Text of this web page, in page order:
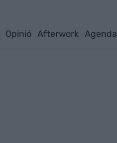
Opinió Afterwork Agenda